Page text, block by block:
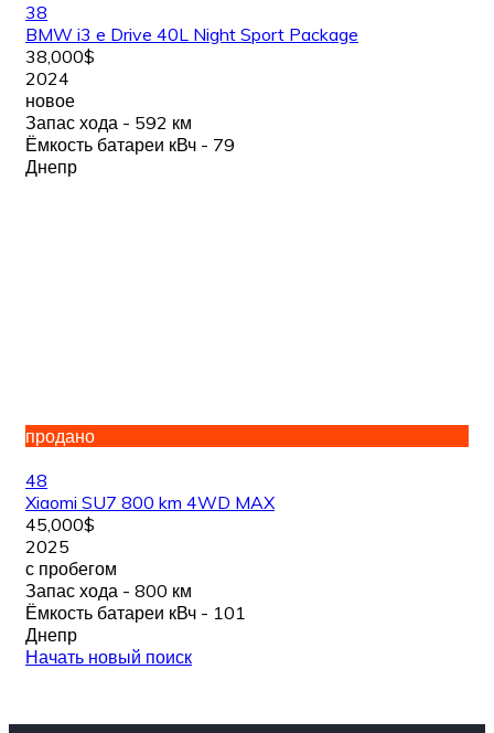
38
BMW i3 e Drive 40L Night Sport Package
38,000$
2024
новое
Запас хода - 592 км
Ёмкость батареи кВч - 79
Днепр
продано
48
Xiaomi SU7 800 km 4WD MAX
45,000$
2025
с пробегом
Запас хода - 800 км
Ёмкость батареи кВч - 101
Днепр
Начать новый поиск